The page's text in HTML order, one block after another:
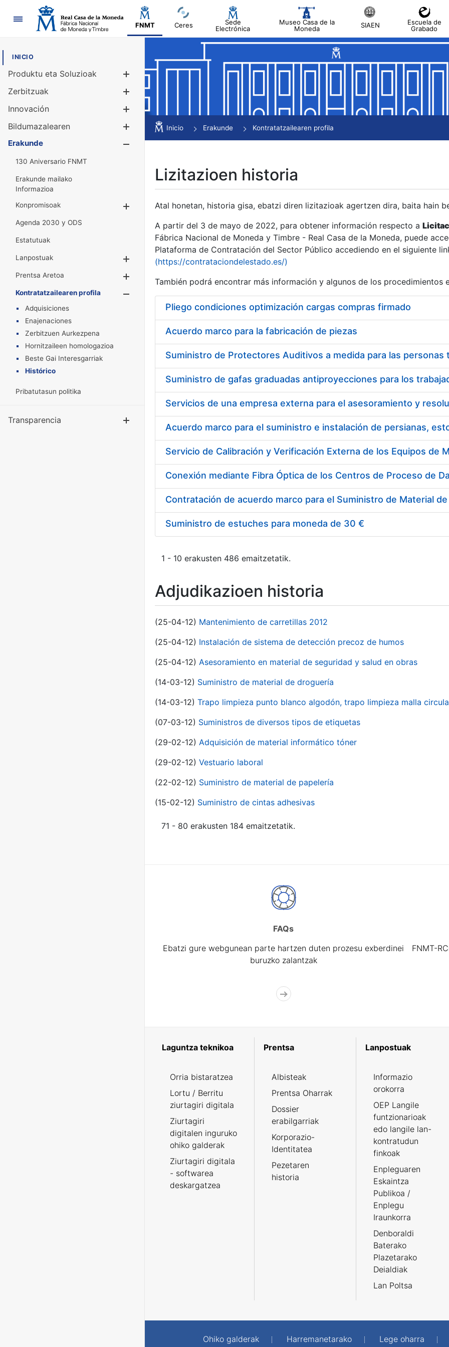
Nabigazioa
FNMT Ceres
Sede
Electrónica
Museo Casa de la
Moneda
SIAEN
Escuela de
Grabado
INICIO
Produktu eta Soluzioak
Erakutsi/Ezkutatu
Zerbitzuak
Innovación
Bildumazalearen
Erakutsi/Ezkutatu
Erakunde
130 Aniversario FNMT
Erakunde mailako
Informazioa
Konpromisoak
Erakutsi/Ezkutatu
Agenda 2030 y ODS
Estatutuak
Lanpostuak
Erakutsi/Ezkutatu
Prentsa Aretoa
Erakutsi/Ezkutatu
Kontratatzailearen profila
Erakutsi/Ezkutatu
Adquisiciones
Enajenaciones
Zerbitzuen Aurkezpena
Hornitzaileen homologazioa
Beste Gai Interesgarriak
Histórico
Pribatutasun politika
Transparencia Erakutsi/Ezkutatu
Inicio Erakunde Kontratatzailearen profila
Lizitazioen historia
Atal honetan, historia gisa, ebatzi diren lizitazioak agertzen dira, baita hain
A partir del 3 de mayo de 2022, para obtener información respecto a
Fábrica Nacional de Moneda y Timbre - Real Casa de la Moneda, puede
Plataforma de Contratación del Sector Público accediendo en el siguiente
(https://contrataciondelestado.es/)
También podrá encontrar más información y algunos de los procedimientos
Pliego condiciones optimización cargas compras firmado
Acuerdo marco para la fabricación de piezas
Acuerdo marco para el suministro e instalación de persianas,
Suministro de estuches para moneda de 30 €
1 - 10 erakusten 486 emaitzetatik.
Adjudikazioen historia
(25-04-12) Mantenimiento de carretillas 2012
(25-04-12) Instalación de sistema de detección precoz de humos
(25-04-12) Asesoramiento en material de seguridad y salud en obras
(14-03-12) Suministro de material de droguería
(14-03-12) Trapo limpieza punto blanco algodón, trapo limpieza malla
(07-03-12) Suministros de diversos tipos de etiquetas
(29-02-12) Adquisición de material informático tóner
(29-02-12) Vestuario laboral
(22-02-12) Suministro de material de papelería
(15-02-12) Suministro de cintas adhesivas
71 - 80 erakusten 184 emaitzetatik.
FAQs
Ebatzi gure webgunean parte hartzen duten prozesu exberdinei
buruzko zalantzak
FNMT-
Laguntza teknikoa
Orria bistaratzea
Lortu / Berritu
ziurtagiri digitala
Ziurtagiri
digitalen inguruko
ohiko galderak
Ziurtagiri digitala
- softwarea
deskargatzea
Prentsa
Albisteak
Prentsa Oharrak
Dossier
erabilgarriak
Korporazio-
Identitatea
Pezetaren
historia
Lanpostuak
Informazio
orokorra
OEP Langile
funtzionarioak
edo langile lan-
kontratudun
finkoak
Enpleguaren
Eskaintza
Publikoa /
Enplegu
Iraunkorra
Denboraldi
Baterako
Plazetarako
Deialdiak
Lan Poltsa
Ohiko galderak Harremanetarako Lege oharra